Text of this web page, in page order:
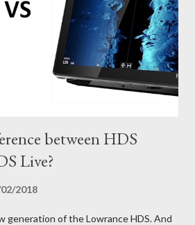
between HDS
Live?
2018
generation of the Lowrance HDS. And